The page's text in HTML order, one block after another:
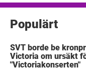
Populärt
SVT borde be
Victoria om ursäkt
"Victoriakonserten"